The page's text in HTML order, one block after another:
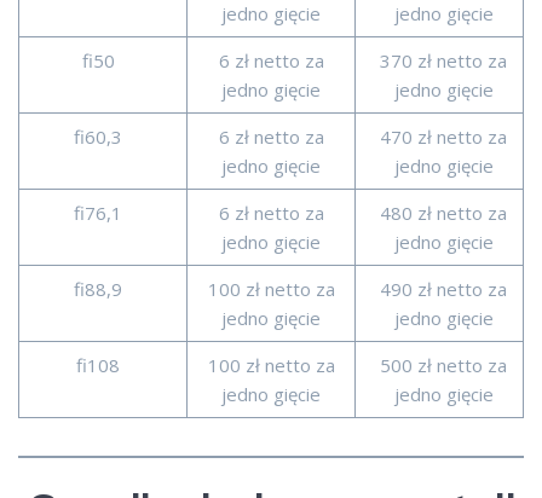
jedno gięcie
jedno gięcie
fi50
6 zł netto za
jedno gięcie
370 zł netto za
jedno gięcie
fi60,3
6 zł netto za
jedno gięcie
470 zł netto za
jedno gięcie
fi76,1
6 zł netto za
jedno gięcie
480 zł netto za
jedno gięcie
fi88,9
100 zł netto za
jedno gięcie
490 zł netto za
jedno gięcie
fi108
100 zł netto za
jedno gięcie
500 zł netto za
jedno gięcie